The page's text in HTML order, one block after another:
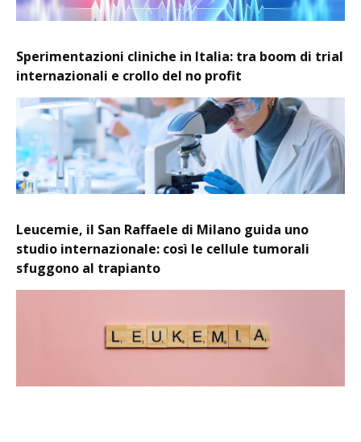
Sperimentazioni cliniche in Italia: tra boom di trial
internazionali e crollo del no profit
Leucemie, il San Raffaele di Milano guida uno
studio internazionale: così le cellule tumorali
sfuggono al trapianto